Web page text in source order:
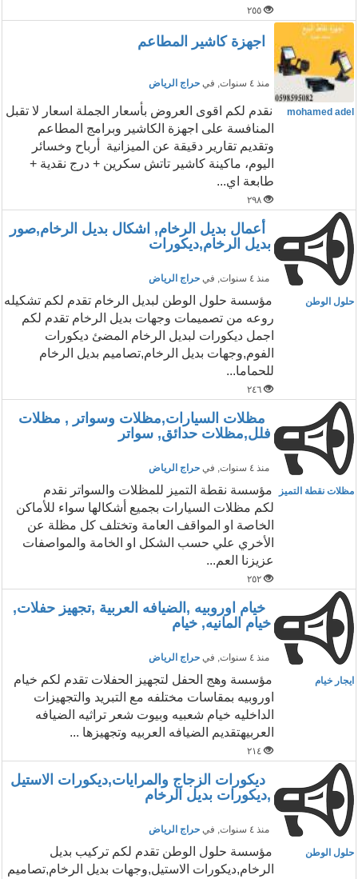
٢٥٥
اجهزة كاشير المطاعم
منذ ٤ سنوات , في حراج الرياض
mohamed adel
نقدم لكم اقوى العروض بأسعار الجملة اسعار لا تقبل
المنافسة على اجهزة الكاشير وبرامج المطاعم
وتقديم تقارير دقيقة عن الميزانية أرباح وخسائر
اليوم، ماكينة كاشير تاتش سكرين + درج نقدية +
طابعة اي...
٢٩٨
أعمال بديل الرخام, اشكال بديل الرخام,صور
بديل الرخام,ديكورات
منذ ٤ سنوات , في حراج الرياض
حلول الوطن
مؤسسة حلول الوطن لبديل الرخام تقدم لكم تشكيله
روعه من تصميمات وجهات بديل الرخام تقدم لكم
اجمل ديكورات لبديل الرخام المضئ ديكورات
الفوم,وجهات بديل الرخام,تصاميم بديل الرخام
للحماما...
٢٤٦
مظلات السيارات,مظلات وسواتر , مظلات
فلل,مظلات حدائق, سواتر
منذ ٤ سنوات , في حراج الرياض
مظلات نقطة التميز
مؤسسة نقطة التميز للمظلات والسواتر نقدم
لكم مظلات السيارات بجميع أشكالها سواء للأماكن
الخاصة او المواقف العامة وتختلف كل مظلة عن
الأخري علي حسب الشكل او الخامة والمواصفات
عزيزنا العم...
٢٥٢
خيام اوروبيه ,الضيافه العربية ,تجهيز حفلات,
خيام المانيه, خيام
منذ ٤ سنوات , في حراج الرياض
ايجار خيام
مؤسسة وهج الحفل لتجهيز الحفلات تقدم لكم خيام
اوروبيه بمقاسات مختلفه مع التبريد والتجهيزات
الداخليه خيام شعبيه وبيوت شعر تراثيه الضيافه
العربيهتقديم الضيافه العربيه وتجهيزها ...
٢١٤
ديكورات الزجاج والمرايات,ديكورات الاستيل
,ديكورات بديل الرخام
منذ ٤ سنوات , في حراج الرياض
حلول الوطن
مؤسسة حلول الوطن تقدم لكم تركيب بديل
الرخام,ديكورات الاستيل,وجهات بديل الرخام,تصاميم